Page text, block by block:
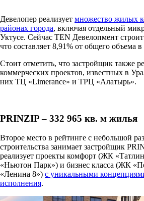
Девелопер реализует множество жилых
районах города, включая отдельный
Уктусе. Сейчас TEN Девелопмент
что составляет 8,91% от общего объема в
Стоит отметить, что застройщик также
коммерческих проектов, известных в
них ТЦ «Limerance» и ТРЦ «Алатырь».
PRINZIP – 332 965 кв. м жилья
Второе место в рейтинге с небольшой
строительства занимает застройщик
реализует проекты комфорт (ЖК
«Ньютон Парк») и бизнес класса (ЖК
«Ленина 8») с уникальными
исполнения.